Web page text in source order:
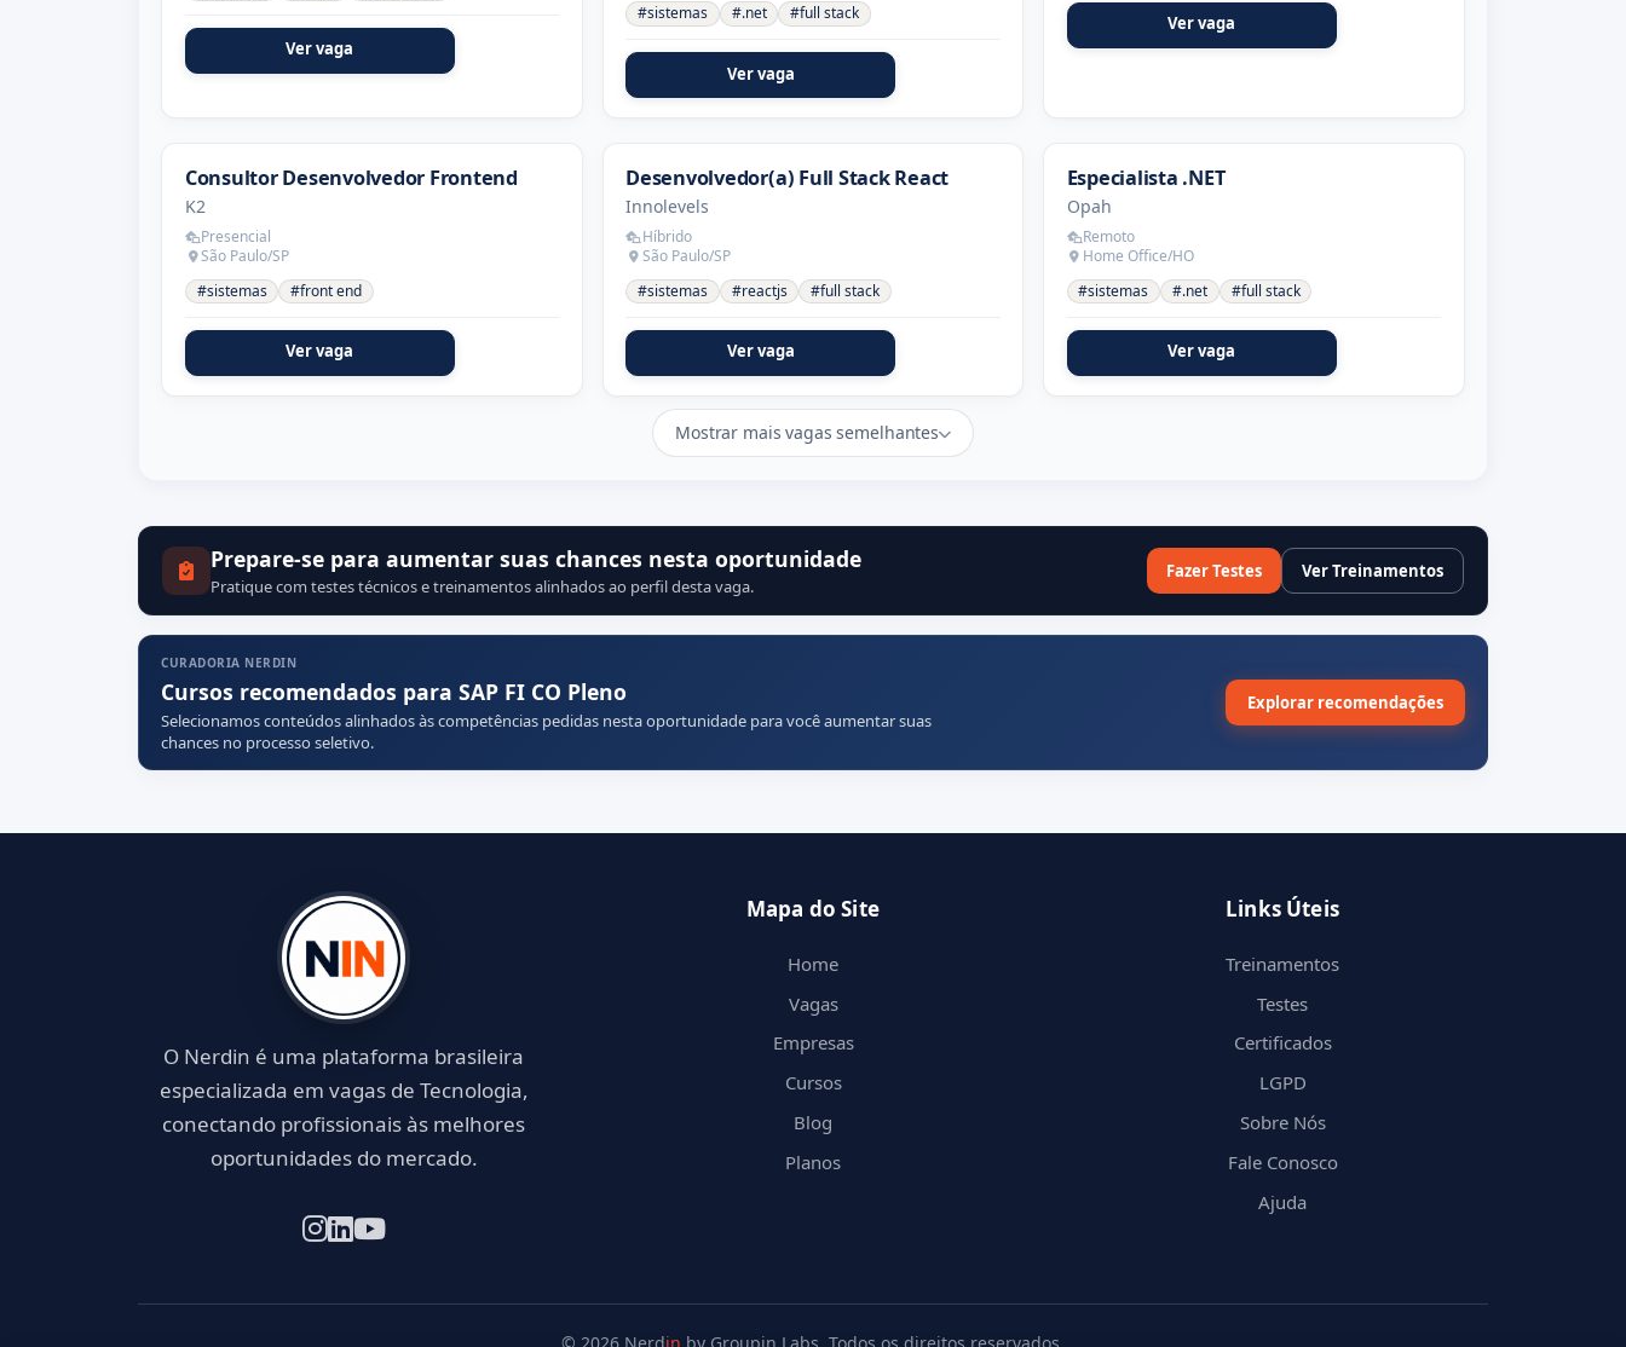
Ver vaga
#sistemas #.net #full stack
Ver vaga
Ver vaga
Consultor Desenvolvedor Frontend
K2
Presencial
São Paulo/SP
#sistemas
#front end
Ver vaga
Desenvolvedor(a) Full Stack React
Innolevels
Híbrido
São Paulo/SP
#sistemas
#reactjs #full stack
Ver vaga
Especialista .NET
Opah
Remoto
Home Office/HO
#sistemas
#.net #full stack
Ver vaga
Mostrar mais vagas semelhantes
Prepare-se para aumentar suas chances nesta oportunidade
Pratique com testes técnicos e treinamentos alinhados ao perfil desta vaga.
Fazer Testes Ver Treinamentos
CURADORIA NERDIN
Cursos recomendados para SAP FI CO Pleno
Selecionamos conteúdos alinhados às competências pedidas nesta oportunidade para você aumentar suas
chances no processo seletivo.
Explorar recomendações
O Nerdin é uma plataforma brasileira
especializada em vagas de Tecnologia,
conectando profissionais às melhores
oportunidades do mercado.
Mapa do Site
Home
Vagas
Empresas
Cursos
Blog
Planos
Links Úteis
Treinamentos
Testes
Certificados
LGPD
Sobre Nós
Fale Conosco
Ajuda